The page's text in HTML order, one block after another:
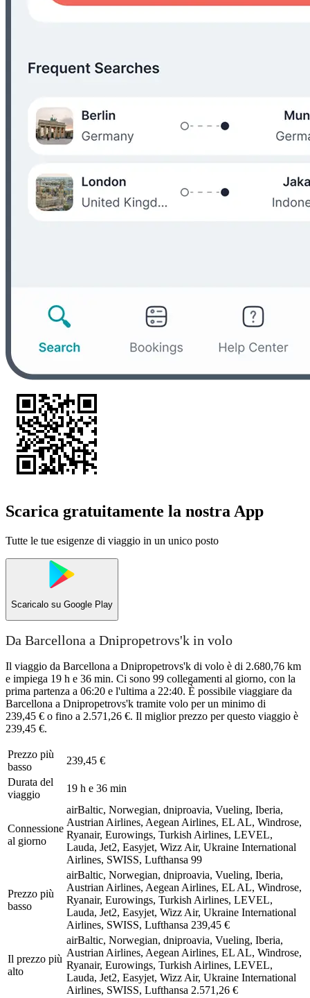
Scarica gratuitamente la nostra App
Tutte le tue esigenze di viaggio in un unico posto
Scaricalo su Google Play
Da Barcellona a Dnipropetrovs'k in volo
Il viaggio da Barcellona a Dnipropetrovs'k di volo è di 2.680,76 km
e impiega 19 h e 36 min. Ci sono 99 collegamenti al giorno, con la
prima partenza a 06:20 e l'ultima a 22:40. È possibile viaggiare da
Barcellona a Dnipropetrovs'k tramite volo per un minimo di
239,45 € o fino a 2.571,26 €. Il miglior prezzo per questo viaggio è
239,45 €.
Prezzo più
basso
239,45 €
Durata del
viaggio
19 h e 36 min
Connessione
al giorno
airBaltic, Norwegian, dniproavia, Vueling, Iberia,
Austrian Airlines, Aegean Airlines, EL AL, Windrose,
Ryanair, Eurowings, Turkish Airlines, LEVEL,
Lauda, Jet2, Easyjet, Wizz Air, Ukraine International
Airlines, SWISS, Lufthansa 99
Prezzo più
basso
airBaltic, Norwegian, dniproavia, Vueling, Iberia,
Austrian Airlines, Aegean Airlines, EL AL, Windrose,
Ryanair, Eurowings, Turkish Airlines, LEVEL,
Lauda, Jet2, Easyjet, Wizz Air, Ukraine International
Airlines, SWISS, Lufthansa 239,45 €
Il prezzo più
alto
airBaltic, Norwegian, dniproavia, Vueling, Iberia,
Austrian Airlines, Aegean Airlines, EL AL, Windrose,
Ryanair, Eurowings, Turkish Airlines, LEVEL,
Lauda, Jet2, Easyjet, Wizz Air, Ukraine International
Airlines, SWISS, Lufthansa 2.571,26 €